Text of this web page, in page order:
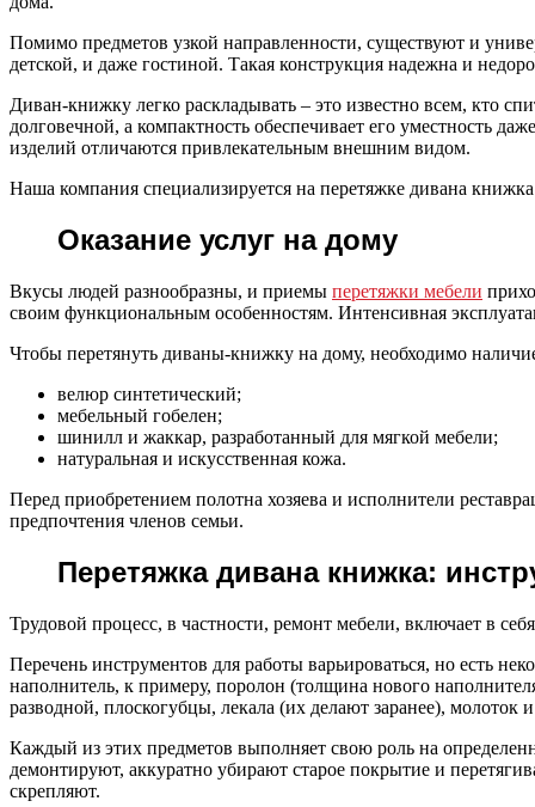
Помимо предметов узкой направленности, существуют и
детской, и даже гостиной. Такая конструкция надежна и
Диван-книжку легко раскладывать – это известно всем, кто
долговечной, а компактность обеспечивает его уместность
изделий отличаются привлекательным внешним видом.
Наша компания специализируется на перетяжке дивана
Оказание услуг на дому
Вкусы людей разнообразны, и приемы перетяжки мебели
своим функциональным особенностям. Интенсивная
Чтобы перетянуть диваны-книжку на дому, необходимо
велюр синтетический;
мебельный гобелен;
шинилл и жаккар, разработанный для мягкой мебели;
натуральная и искусственная кожа.
Перед приобретением полотна хозяева и исполнители
предпочтения членов семьи.
Перетяжка дивана книжка:
Трудовой процесс, в частности, ремонт мебели, включает в
Перечень инструментов для работы варьироваться, но есть
наполнитель, к примеру, поролон (толщина нового
разводной, плоскогубцы, лекала (их делают заранее), молоток
Каждый из этих предметов выполняет свою роль на
демонтируют, аккуратно убирают старое покрытие и
скрепляют.